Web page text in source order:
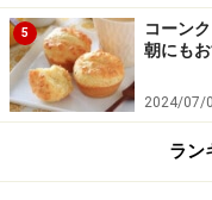
5
コーン
朝にも
2024/07/
ラン